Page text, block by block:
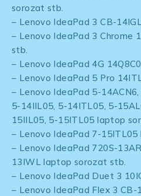
sorozat stb.
– Lenovo IdeaPad 3 CB-
– Lenovo IdeaPad 3 Chrome
stb.
– Lenovo IdeaPad 4G
– Lenovo IdeaPad 5 Pro
– Lenovo IdeaPad 5-
5-14IIL05, 5-14ITL05, 5-
15IIL05, 5-15ITL05 laptop
– Lenovo IdeaPad 7-
– Lenovo IdeaPad 720S-
13IWL laptop sorozat stb.
– Lenovo IdeaPad Duet 3
– Lenovo IdeaPad Flex 3 CB-